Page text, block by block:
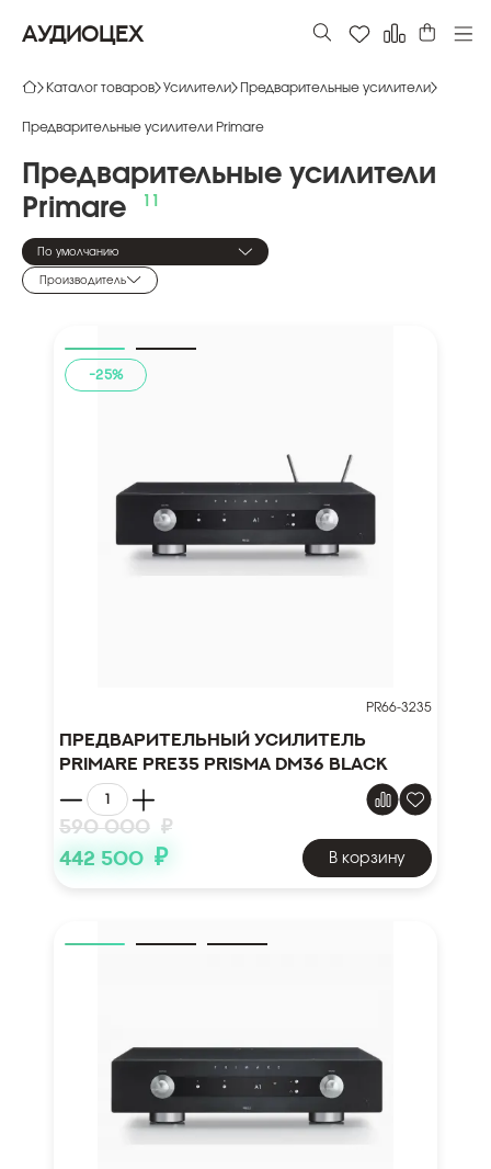
АУДИОЦЕХ
Каталог товаров Усилители Предварительные усилители
Предварительные усилители Primare
Предварительные усилители
Primare
Производитель
По умолчанию
-25%
PR66-3235
Предварительный усилитель
Primare PRE35 Prisma DM36 Black
590 000 ₽
442 500 ₽ В корзину